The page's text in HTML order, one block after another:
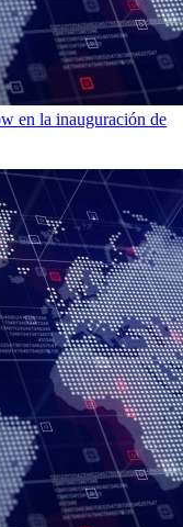
en la inauguración de